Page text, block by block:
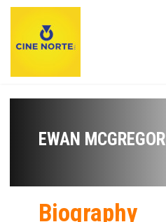
EWAN MCGREGOR
Biography